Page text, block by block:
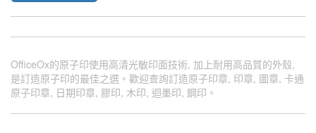
OfficeOx的原子印使用高清光敏印面技術, 加上耐用高品質的外殼,
是訂造原子印的最佳之選。歡迎查詢訂造原子印章, 印章, 圖章, 卡通
原子印章, 日期印章, 膠印, 木印, 迴墨印, 鋼印。